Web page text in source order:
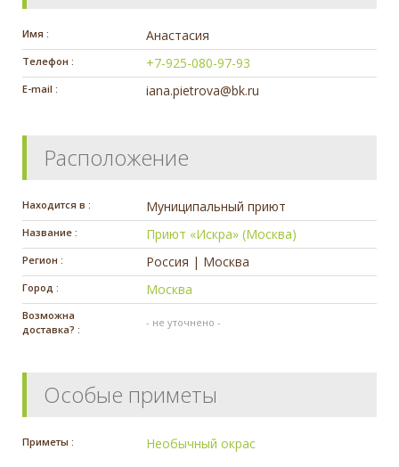
Имя : Анастасия
Телефон : +7-925-080-97-93
E-mail : iana.pietrova@bk.ru
Расположение
Находится в : Муниципальный приют
Название : Приют «Искра» (Москва)
Регион : Россия | Москва
Город : Москва
Возможна
доставка? :
- не уточнено -
Особые приметы
Приметы : Необычный окрас